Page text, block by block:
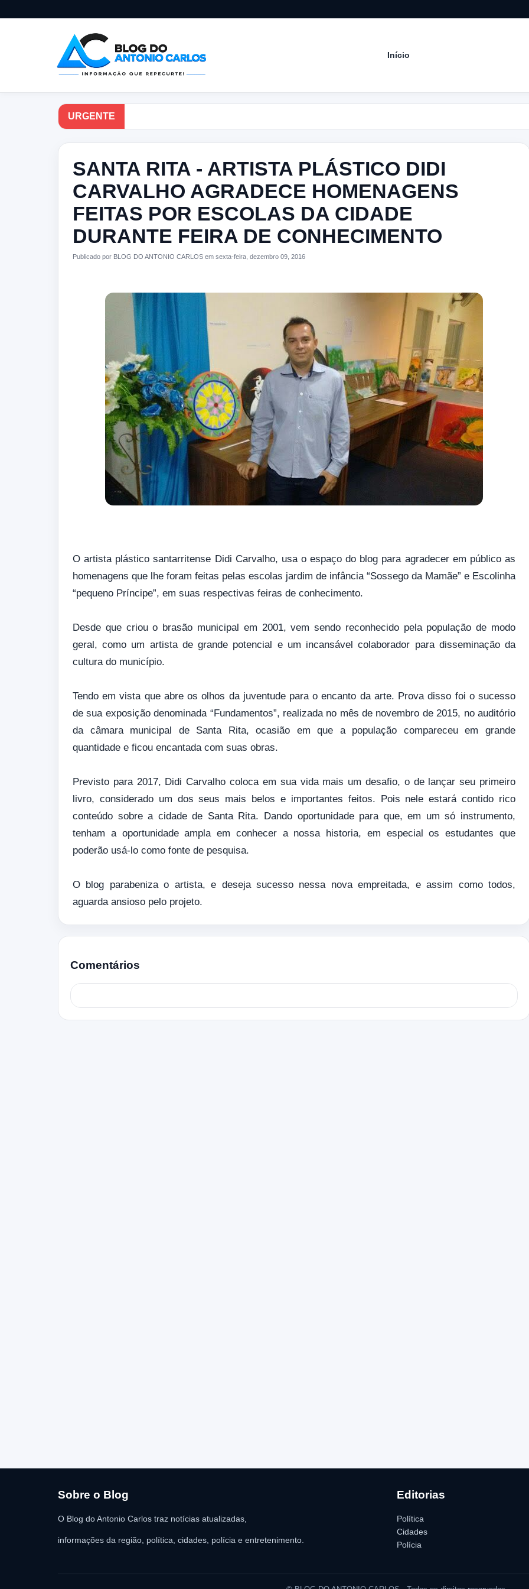
Início
URGENTE
SANTA RITA - ARTISTA PLÁSTICO DIDI
CARVALHO AGRADECE HOMENAGENS
FEITAS POR ESCOLAS DA CIDADE
DURANTE FEIRA DE CONHECIMENTO
Publicado por BLOG DO ANTONIO CARLOS em sexta-feira, dezembro 09, 2016
O artista plástico santarritense Didi Carvalho, usa o espaço do blog para agradecer em público as
homenagens que lhe foram feitas pelas escolas jardim de infância “Sossego da Mamãe” e Escolinha
“pequeno Príncipe”, em suas respectivas feiras de conhecimento.
Desde que criou o brasão municipal em 2001, vem sendo reconhecido pela população de modo
geral, como um artista de grande potencial e um incansável colaborador para disseminação da
cultura do município.
Tendo em vista que abre os olhos da juventude para o encanto da arte. Prova disso foi o sucesso
de sua exposição denominada “Fundamentos”, realizada no mês de novembro de 2015, no auditório
da câmara municipal de Santa Rita, ocasião em que a população compareceu em grande
quantidade e ficou encantada com suas obras.
Previsto para 2017, Didi Carvalho coloca em sua vida mais um desafio, o de lançar seu primeiro
livro, considerado um dos seus mais belos e importantes feitos. Pois nele estará contido rico
conteúdo sobre a cidade de Santa Rita. Dando oportunidade para que, em um só instrumento,
tenham a oportunidade ampla em conhecer a nossa historia, em especial os estudantes que
poderão usá-lo como fonte de pesquisa.
O blog parabeniza o artista, e deseja sucesso nessa nova empreitada, e assim como todos,
aguarda ansioso pelo projeto.
Comentários
Sobre o Blog
O Blog do Antonio Carlos traz notícias atualizadas,
informações da região, política, cidades, polícia e entretenimento.
Editorias
Política
Cidades
Polícia